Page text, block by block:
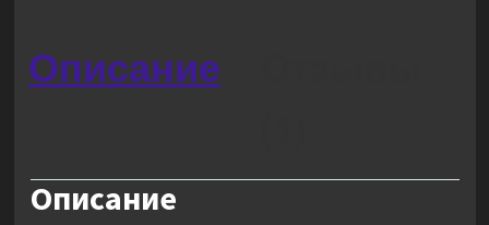
Описание
Описание